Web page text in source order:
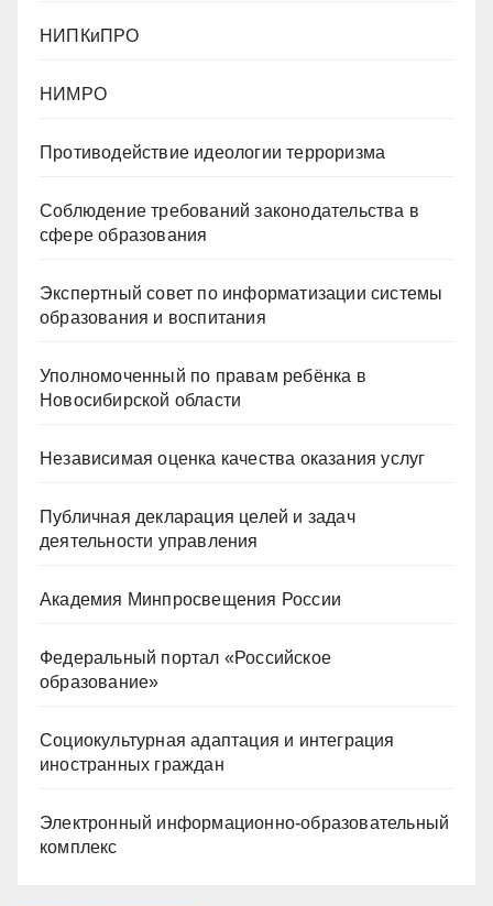
НИПКиПРО
НИМРО
Противодействие идеологии терроризма
Cоблюдение требований законодательства в
сфере образования
Экспертный совет по информатизации системы
образования и воспитания
Уполномоченный по правам ребёнка в
Новосибирской области
Независимая оценка качества оказания услуг
Публичная декларация целей и задач
деятельности управления
Академия Минпросвещения России
Федеральный портал «Российское
образование»
Социокультурная адаптация и интеграция
иностранных граждан
Электронный информационно-образовательный
комплекс